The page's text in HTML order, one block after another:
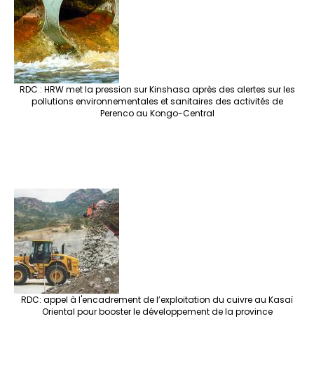
RDC : HRW met la pression sur Kinshasa après des alertes sur les
pollutions environnementales et sanitaires des activités de
Perenco au Kongo-Central
RDC: appel à l'encadrement de l’exploitation du cuivre au Kasaï
Oriental pour booster le développement de la province